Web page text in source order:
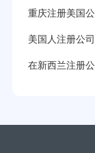
重庆注册美国
美国人注册公
在新西兰注册